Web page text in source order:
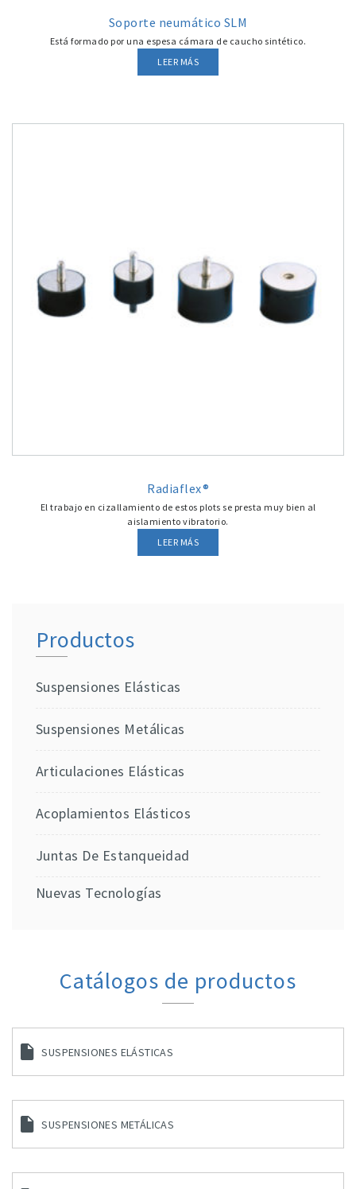
Soporte neumático SLM
Está formado por una espesa cámara de caucho sintético.
LEER MÁS
Radiaflex®
El trabajo en cizallamiento de estos plots se presta muy bien al
aislamiento vibratorio.
LEER MÁS
Productos
Suspensiones Elásticas
Suspensiones Metálicas
Articulaciones Elásticas
Acoplamientos Elásticos
Juntas De Estanqueidad
Nuevas Tecnologías
Catálogos de productos
SUSPENSIONES ELÁSTICAS
SUSPENSIONES METÁLICAS